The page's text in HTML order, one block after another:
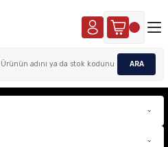
ARA